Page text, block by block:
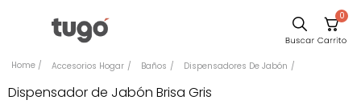
0
Accesorios Hogar Baños Dispensadores De Jabón
Dispensador de Jabón Brisa Gris
Comedor